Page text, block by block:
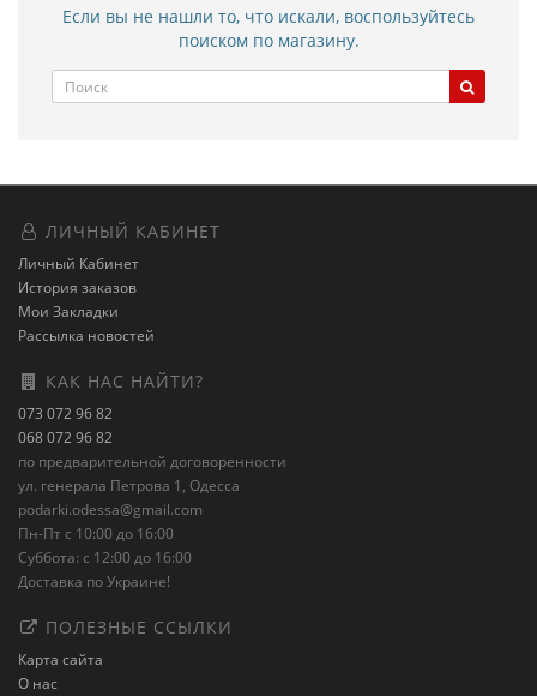
Если вы не нашли то, что искали, воспользуйтесь
поиском по магазину.
ЛИЧНЫЙ КАБИНЕТ
Личный Кабинет
История заказов
Мои Закладки
Рассылка новостей
КАК НАС НАЙТИ?
073 072 96 82
068 072 96 82
по предварительной договоренности
ул. генерала Петрова 1, Одесса
podarki.odessa@gmail.com
Пн-Пт с 10:00 до 16:00
Суббота: с 12:00 до 16:00
Доставка по Украине!
ПОЛЕЗНЫЕ ССЫЛКИ
Карта сайта
О нас